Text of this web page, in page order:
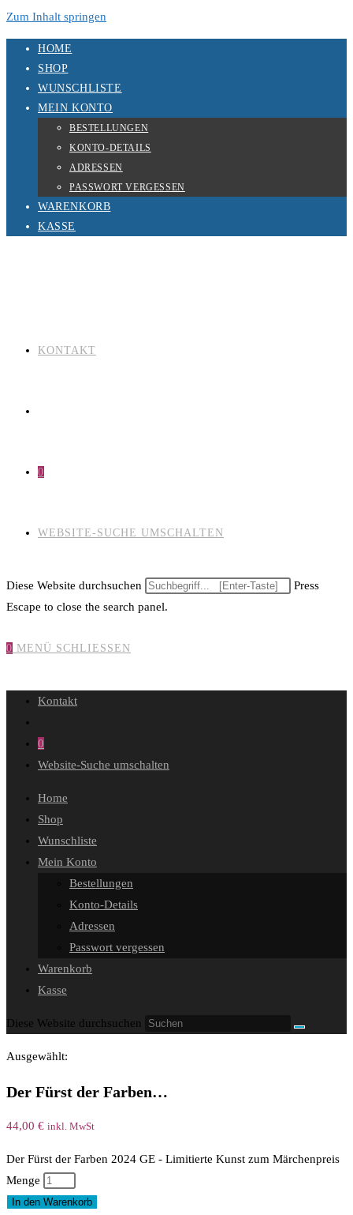
Zum Inhalt springen
HOME
SHOP
WUNSCHLISTE
MEIN KONTO
BESTELLUNGEN
KONTO-DETAILS
ADRESSEN
PASSWORT VERGESSEN
WARENKORB
KASSE
KONTAKT
0
WEBSITE-SUCHE UMSCHALTEN
Diese Website durchsuchen
Press
Escape to close the search panel.
0 MENÜ SCHLIESSEN
Kontakt
0
Website-Suche umschalten
Home
Shop
Wunschliste
Mein Konto
Bestellungen
Konto-Details
Adressen
Passwort vergessen
Warenkorb
Kasse
Diese Website durchsuchen
Ausgewählt:
Der Fürst der Farben…
44,00 € inkl. MwSt
Der Fürst der Farben 2024 GE - Limitierte Kunst zum Märchenpreis
Menge
In den Warenkorb